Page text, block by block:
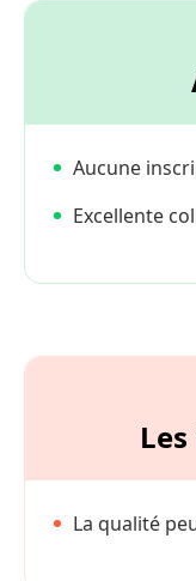
Aucune
Excellente
La qualité